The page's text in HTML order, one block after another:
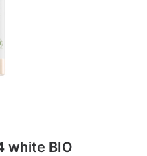
white BIO